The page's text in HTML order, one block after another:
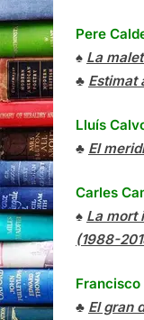
Pere
♠ La
♣ Estimat
Lluís
♣ El
Carles
♠ La mort
(1988-
Francisco
♣ El gran